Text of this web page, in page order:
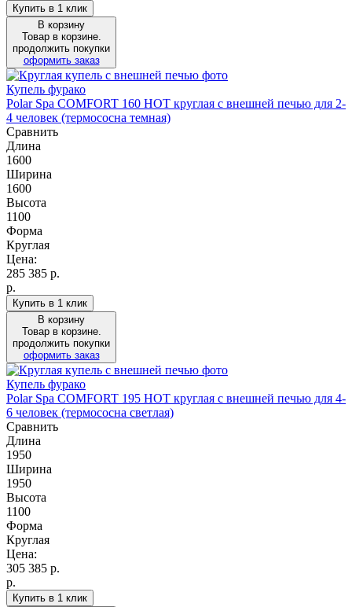
Купить в 1 клик
В корзину
Товар в корзине.
продолжить покупки
оформить заказ
Купель фурако
Polar Spa COMFORT 160 HOT круглая с внешней печью для 2-
4 человек (термососна темная)
Сравнить
Длина
1600
Ширина
1600
Высота
1100
Форма
Круглая
Цена:
285 385 р.
р.
Купить в 1 клик
В корзину
Товар в корзине.
продолжить покупки
оформить заказ
Купель фурако
Polar Spa COMFORT 195 HOT круглая с внешней печью для 4-
6 человек (термососна светлая)
Сравнить
Длина
1950
Ширина
1950
Высота
1100
Форма
Круглая
Цена:
305 385 р.
р.
Купить в 1 клик